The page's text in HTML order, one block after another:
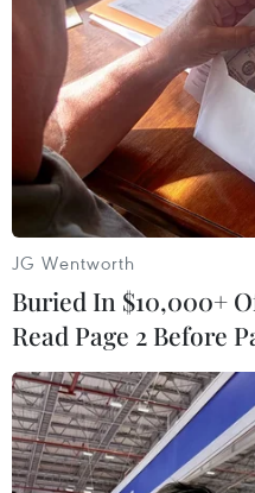
LHQ: 890 người
sát ở CHDC Congo
Văn phòng Cao ủy Nhân
ít nhất 890 người đã bị sát
Congo, sau khi nổ ra các
đồng sắc tộc ở miền Tây
JG Wentworth
Buried In $10,000+
Read Page 2 Before